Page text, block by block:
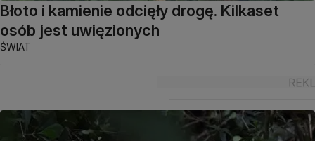
Błoto i kamienie odcięły drogę. Kilkaset
osób jest uwięzionych
ŚWIAT